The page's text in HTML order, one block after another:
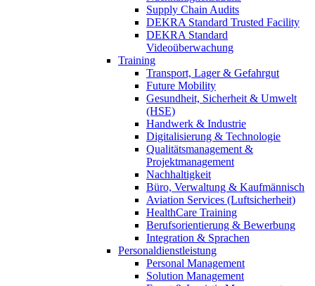
Supply Chain Audits
DEKRA Standard Trusted Facility
DEKRA Standard
Videoüberwachung
Training
Transport, Lager & Gefahrgut
Future Mobility
Gesundheit, Sicherheit & Umwelt
(HSE)
Handwerk & Industrie
Digitalisierung & Technologie
Qualitätsmanagement &
Projektmanagement
Nachhaltigkeit
Büro, Verwaltung & Kaufmännisch
Aviation Services (Luftsicherheit)
HealthCare Training
Berufsorientierung & Bewerbung
Integration & Sprachen
Personaldienstleistung
Personal Management
Solution Management